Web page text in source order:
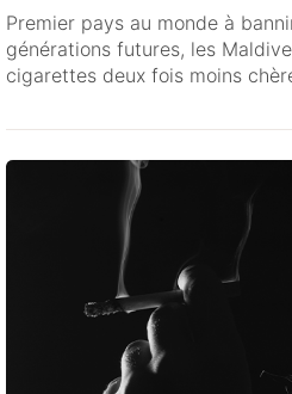
Premier pays au monde à
générations futures, les
cigarettes deux fois moins